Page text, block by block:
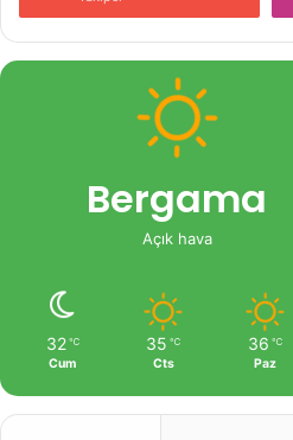
Bergama
Açık hava
32 ℃
Cum
35 ℃
Cts
36 ℃
Paz